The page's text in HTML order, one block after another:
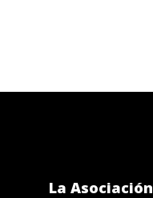
La Asociación